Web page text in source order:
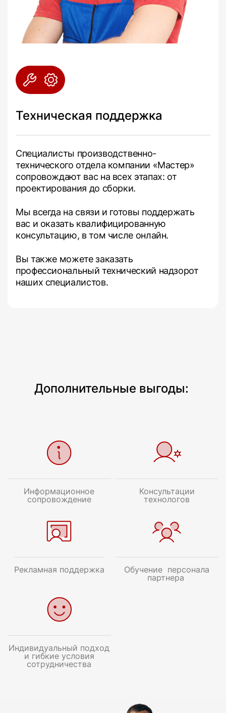
Техническая поддержка
Специалисты производственно-
технического отдела компании «Мастер»
сопровождают вас на всех этапах: от
проектирования до сборки.
Мы всегда на связи и готовы поддержать
вас и оказать квалифицированную
консультацию, в том числе онлайн.
Вы также можете заказать
профессиональный технический надзорот
наших специалистов.
Дополнительные выгоды:
Информационное
сопровождение
Консультации
технологов
Рекламная поддержка
Обучение персонала
партнера
Индивидуальный подход
и гибкие условия
сотрудничества